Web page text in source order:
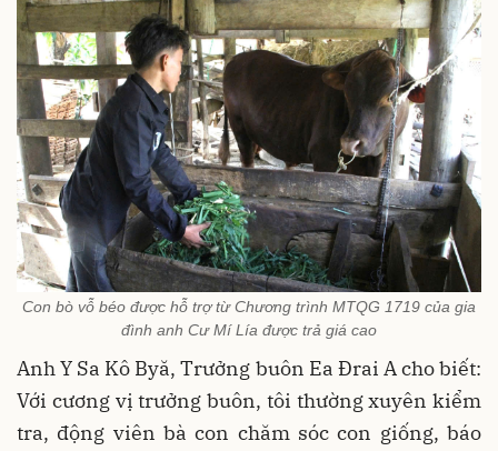
Con bò vỗ béo được hỗ trợ từ Chương trình MTQG 1719 của gia
đình anh Cư Mí Lía được trả giá cao
Anh Y Sa Kô Byă, Trưởng buôn Ea Đrai A cho biết:
Với cương vị trưởng buôn, tôi thường xuyên kiểm
tra, động viên bà con chăm sóc con giống, báo